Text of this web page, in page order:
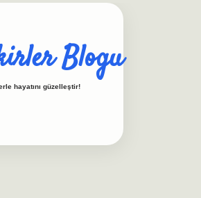
Blogu
hayatını güzelleştir!